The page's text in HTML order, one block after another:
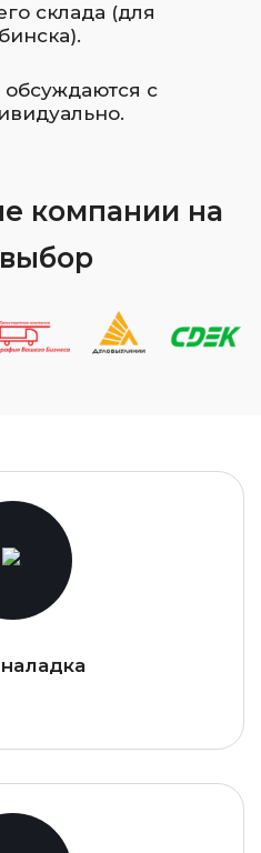
склада (для
обсуждаются с
компании на